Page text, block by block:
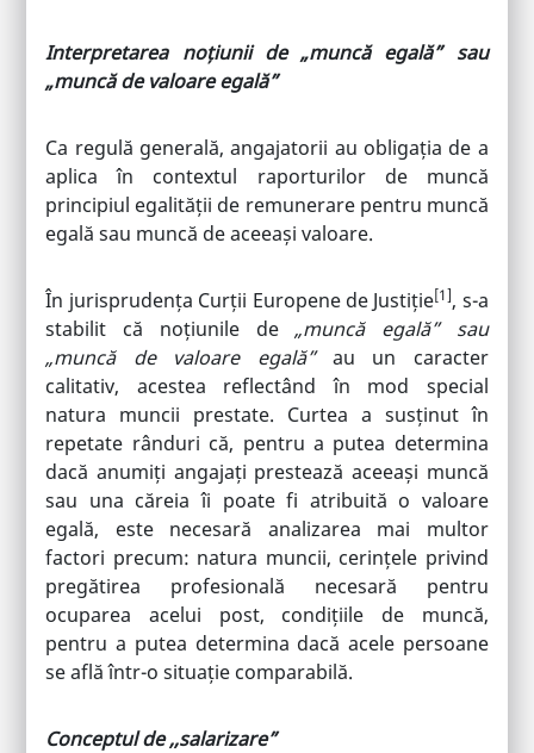
Interpretarea noțiunii de „muncă egală” sau
„muncă de valoare egală”
Ca regulă generală, angajatorii au obligația de a
aplica în contextul raporturilor de muncă
principiul egalității de remunerare pentru muncă
egală sau muncă de aceeași valoare.
În jurisprudența Curții Europene de Justiție[1], s-a
stabilit că noțiunile de„muncă egală” sau
„muncă de valoare egală” au un caracter
calitativ, acestea reflectând în mod special
natura muncii prestate. Curtea a susținut în
repetate rânduri că, pentru a putea determina
dacă anumiți angajați prestează aceeași muncă
sau una căreia îi poate fi atribuită o valoare
egală, este necesară analizarea mai multor
factori precum: natura muncii, cerințele privind
pregătirea profesională necesară pentru
ocuparea acelui post, condițiile de muncă,
pentru a putea determina dacă acele persoane
se află într-o situație comparabilă.
Conceptul de ,,salarizare”